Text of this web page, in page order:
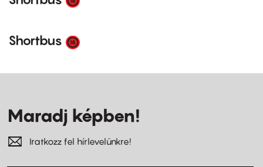
Shortbus
Maradj képben!
Iratkozz fel hírlevelünkre!